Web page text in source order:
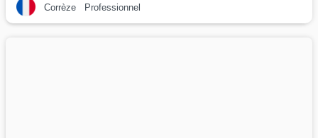
Corrèze Professionnel